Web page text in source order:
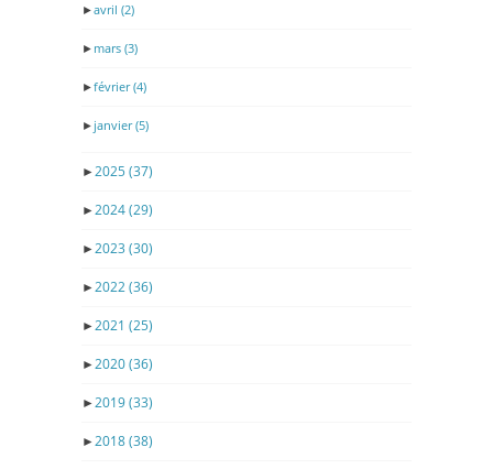
►avril (2)
► mars (3)
►février(4)
► janvier(5)
►2025(37)
►2024(29)
►2023 (30)
►2022(36)
►2021 (25)
►2020(36)
►2019(33)
►2018(38)